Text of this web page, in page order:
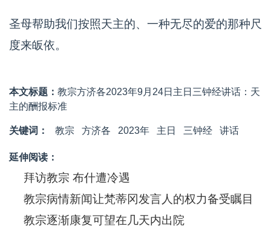
圣母帮助我们按照天主的、一种无尽的爱的那种尺
度来皈依。
本文标题： 教宗方济各2023年9月24日主日三钟经讲话：天
主的酬报标准
关键词： 教宗 方济各 2023年 主日 三钟经 讲话
延伸阅读：
拜访教宗 布什遭冷遇
教宗病情新闻让梵蒂冈发言人的权力备受瞩目
教宗逐渐康复可望在几天内出院